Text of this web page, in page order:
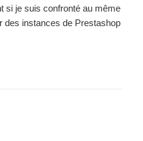
si je suis confronté au même
des instances de Prestashop